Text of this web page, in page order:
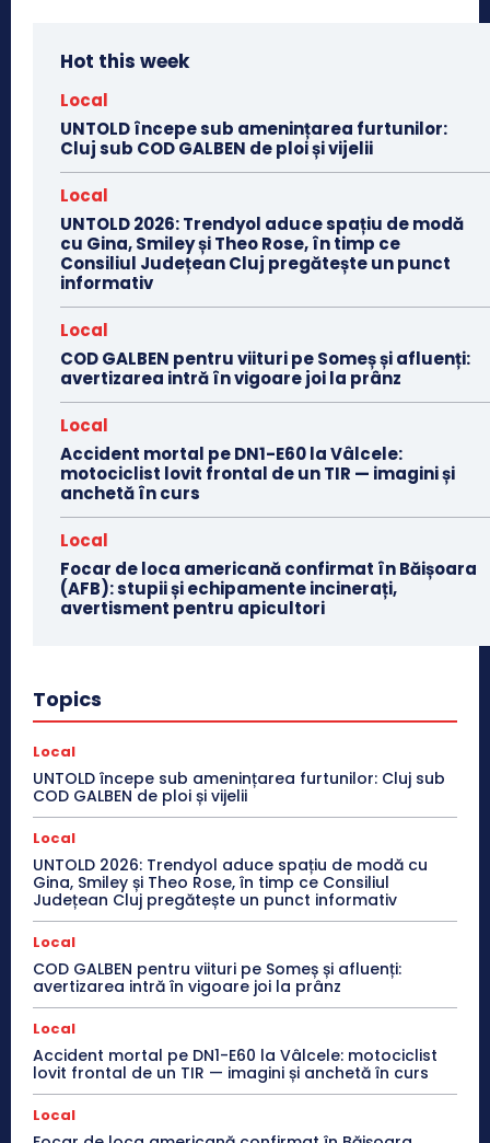
Hot this week
Local
UNTOLD începe sub amenințarea furtunilor:
Cluj sub COD GALBEN de ploi și vijelii
Local
UNTOLD 2026: Trendyol aduce spațiu de modă
cu Gina, Smiley și Theo Rose, în timp ce
Consiliul Județean Cluj pregătește un punct
informativ
Local
COD GALBEN pentru viituri pe Someș și afluenți:
avertizarea intră în vigoare joi la prânz
Local
Accident mortal pe DN1-E60 la Vâlcele:
motociclist lovit frontal de un TIR — imagini și
anchetă în curs
Local
Focar de loca americană confirmat în Băișoara
(AFB): stupii și echipamente incinerați,
avertisment pentru apicultori
Topics
Local
UNTOLD începe sub amenințarea furtunilor: Cluj sub
COD GALBEN de ploi și vijelii
Local
UNTOLD 2026: Trendyol aduce spațiu de modă cu
Gina, Smiley și Theo Rose, în timp ce Consiliul
Județean Cluj pregătește un punct informativ
Local
COD GALBEN pentru viituri pe Someș și afluenți:
avertizarea intră în vigoare joi la prânz
Local
Accident mortal pe DN1-E60 la Vâlcele: motociclist
lovit frontal de un TIR — imagini și anchetă în curs
Local